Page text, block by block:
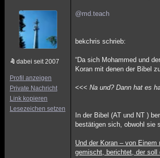
dabei seit 2007
Profil anzeigen
Private Nachricht
Link kopieren
Lesezeichen setzen
@md.teach
bekchris schrieb:
“Da sich Mohammed und
Koran mit denen der Bibel
<<<Na und? Dann hat es
In der Bibel (AT und NT )
bestätigen sich, obwohl sie
Und der Koran – von
gemischt, berichtet, der soll